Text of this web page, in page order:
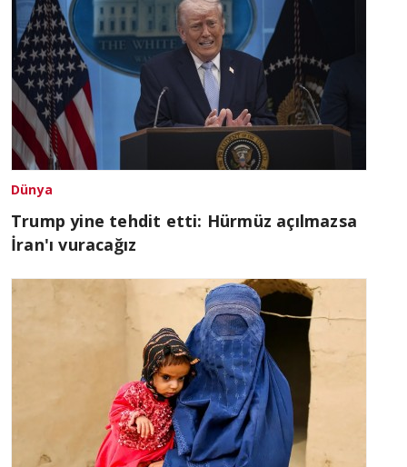
Dünya
Trump yine tehdit etti: Hürmüz açılmazsa
İran'ı vuracağız